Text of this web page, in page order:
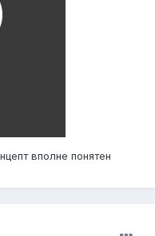
вполне понятен